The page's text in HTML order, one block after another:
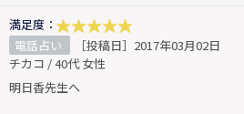
満足度：
電話占い
［投稿日］2017年03月02日
チカコ / 40代 女性
明日香先生へ